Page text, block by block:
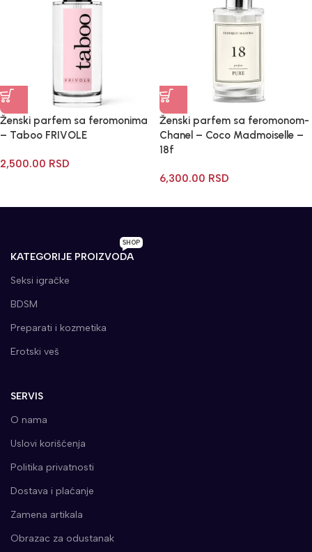
Ženski parfem sa feromonima
– Taboo FRIVOLE
2,500.00 RSD
Ženski parfem sa feromonom-
Chanel – Coco Madmoiselle –
18f
6,300.00 RSD
KATEGORIJE PROIZVODA
SHOP
Seksi igračke
BDSM
Preparati i kozmetika
Erotski veš
SERVIS
O nama
Uslovi korišćenja
Politika privatnosti
Dostava i plaćanje
Zamena artikala
Obrazac za odustanak